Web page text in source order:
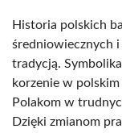
Historia polskich
średniowiecznych i
tradycją.
korzenie w
Polakom w
Dzięki zmianom